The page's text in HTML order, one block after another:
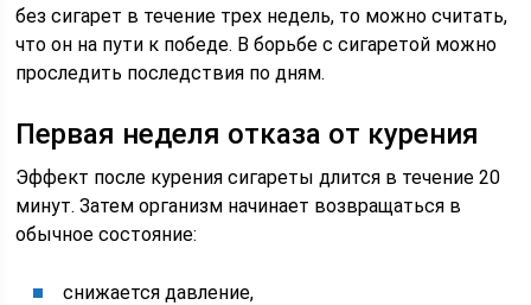
без сигарет в течение трех недель, то можно считать,
что он на пути к победе. В борьбе с сигаретой можно
проследить последствия по дням.
Первая неделя отказа от курения
Эффект после курения сигареты длится в течение 20
минут. Затем организм начинает возвращаться в
обычное состояние:
снижается давление,